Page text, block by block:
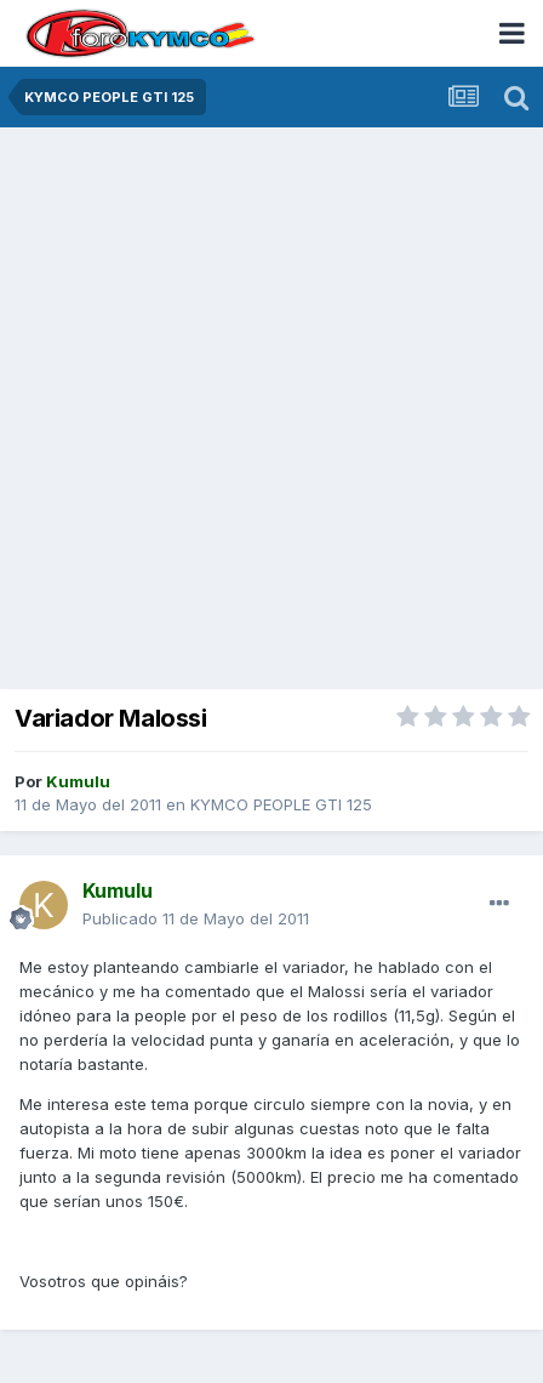
KYMCO PEOPLE GTI 125
Variador Malossi
Por Kumulu
11 de Mayo del 2011 en KYMCO PEOPLE GTI 125
Kumulu
Publicado 11 de Mayo del 2011
Me estoy planteando cambiarle el variador, he hablado con el
mecánico y me ha comentado que el Malossi sería el variador
idóneo para la people por el peso de los rodillos (11,5g). Según el
no perdería la velocidad punta y ganaría en aceleración, y que lo
notaría bastante.
Me interesa este tema porque circulo siempre con la novia, y en
autopista a la hora de subir algunas cuestas noto que le falta
fuerza. Mi moto tiene apenas 3000km la idea es poner el variador
junto a la segunda revisión (5000km). El precio me ha comentado
que serían unos 150€.
Vosotros que opináis?